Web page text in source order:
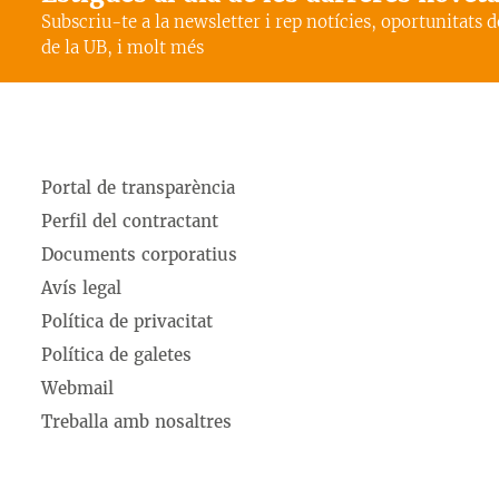
Subscriu-te a la newsletter i rep notícies, oportunitats
de la UB, i molt més
Portal de transparència
Perfil del contractant
Documents corporatius
Avís legal
Política de privacitat
Política de galetes
Webmail
Treballa amb nosaltres